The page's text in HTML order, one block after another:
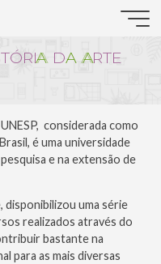
TÓRIA
A DA A
ARTE
considerada como
é uma universidade
e na extensão de
disponibilizou uma série
realizados através do
bastante na
para as mais diversas